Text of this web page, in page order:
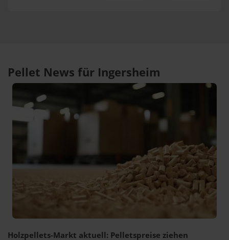
Pellet News für Ingersheim
Holzpellets-Markt aktuell: Pelletspreise ziehen